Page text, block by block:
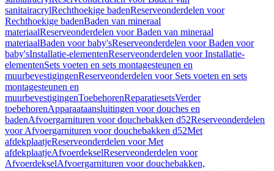
sanitairacrylRechthoekige badenReserveonderdelen voor
Rechthoekige badenBaden van mineraal
materiaalReserveonderdelen voor Baden van mineraal
materiaalBaden voor baby'sReserveonderdelen voor Baden voor
baby'sInstallatie-elementenReserveonderdelen voor Installatie-
elementenSets voeten en sets montagesteunen en
muurbevestigingenReserveonderdelen voor Sets voeten en sets
montagesteunen en
muurbevestigingenToebehorenReparatiesetsVerder
toebehorenApparaataansluitingen voor douches en
badenAfvoergarnituren voor douchebakken d52Reserveonderdelen
voor Afvoergarnituren voor douchebakken d52Met
afdekplaatjeReserveonderdelen voor Met
afdekplaatjeAfvoerdekselReserveonderdelen voor
AfvoerdekselAfvoergarnituren voor douchebakken,